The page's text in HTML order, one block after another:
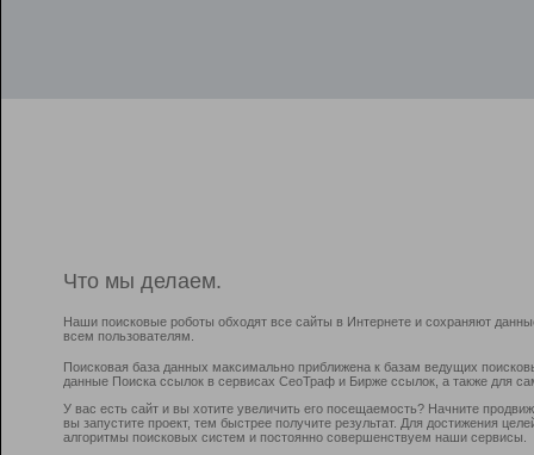
Что мы делаем.
Наши поисковые роботы обходят все сайты в Интернете и сохраняют
всем пользователям.
Поисковая база данных максимально приближена к базам ведущих
данные Поиска ссылок в сервисах СеоТраф и Бирже ссылок, а также для
У вас есть сайт и вы хотите увеличить его посещаемость? Начните
вы запустите проект, тем быстрее получите результат. Для достижения
алгоритмы поисковых систем и постоянно совершенствуем наши сервисы.